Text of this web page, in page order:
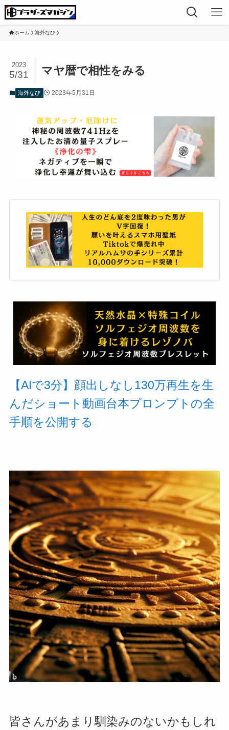
ホーム 海外なび
マヤ暦で相性をみる
2023
5/31
海外なび 2023年5月31日
【AIで3分】顔出しなし130万再生を生
んだショート動画台本プロンプトの全
手順を公開する
皆さんがあまり馴染みのないかもしれ